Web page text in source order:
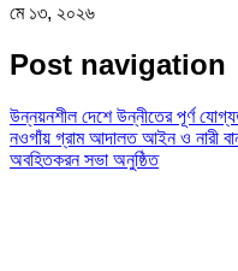
মে ১৩, ২০২৬
Post navigation
উন্নয়নশীল দেশে উন্নীতের পূর্ণ
নওগাঁয় গ্রাম আদালত আইন ও নারী
অবহিতকরন সভা অনুষ্ঠিত